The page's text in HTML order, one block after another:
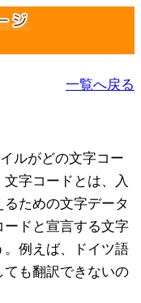
一覧へ戻る
ルがどの文字コー
字コードとは、入
ための文字データ
ドと宣言する文字
。例えば、ドイツ語
も翻訳できないの